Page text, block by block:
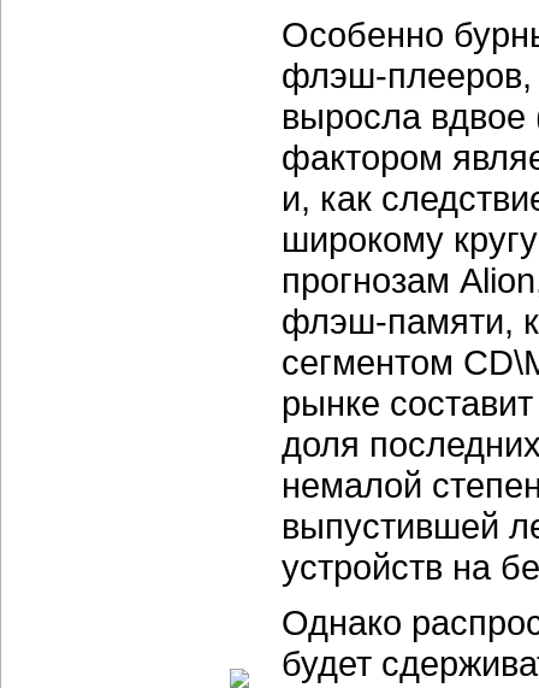
Особенно
флэш-плееров,
выросла
фактором
и, как
широкому
прогнозам
флэш-памяти,
сегментом
рынке
доля
немалой
выпустившей
устройств на
Однако
будет